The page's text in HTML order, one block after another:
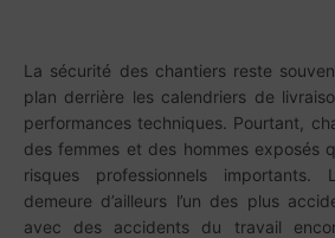
La sécurité des chantiers reste
plan derrière les calendriers de
performances techniques. Pourtant,
des femmes et des hommes exposés
risques professionnels
demeure d’ailleurs l’un des plus
avec des accidents du travail